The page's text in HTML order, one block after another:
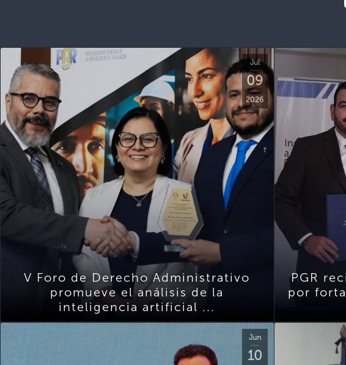
Jul
09
2026
V Foro de Derecho Administrativo
promueve el análisis de la
inteligencia artificial ...
PGR
por
Jun
10